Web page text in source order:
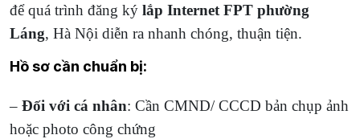
để quá trình đăng ký lắp Internet FPT phường
Láng, Hà Nội diễn ra nhanh chóng, thuận tiện.
Hồ sơ cần chuẩn bị:
– Đối với cá nhân: Cần CMND/ CCCD bản chụp ảnh
hoặc photo công chứng